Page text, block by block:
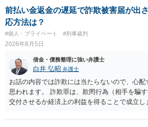
くれるため、弁護士へ自己破産を任せれば解決
前払い金返金の遅延で詐欺被害届が出
応方法は？
#個人・プライベート #刑事裁判
2026年8月5日
借金・債務整理に強い弁護士
白井 弘昭 弁護士
お話の内容では詐欺には当たらないので、心配
思われます。 詐欺罪は、欺罔行為（相手を騙
交付させるか経済上の利益を得ることで成立
ので、詐欺罪の実行行為性が無く罪に問うこ